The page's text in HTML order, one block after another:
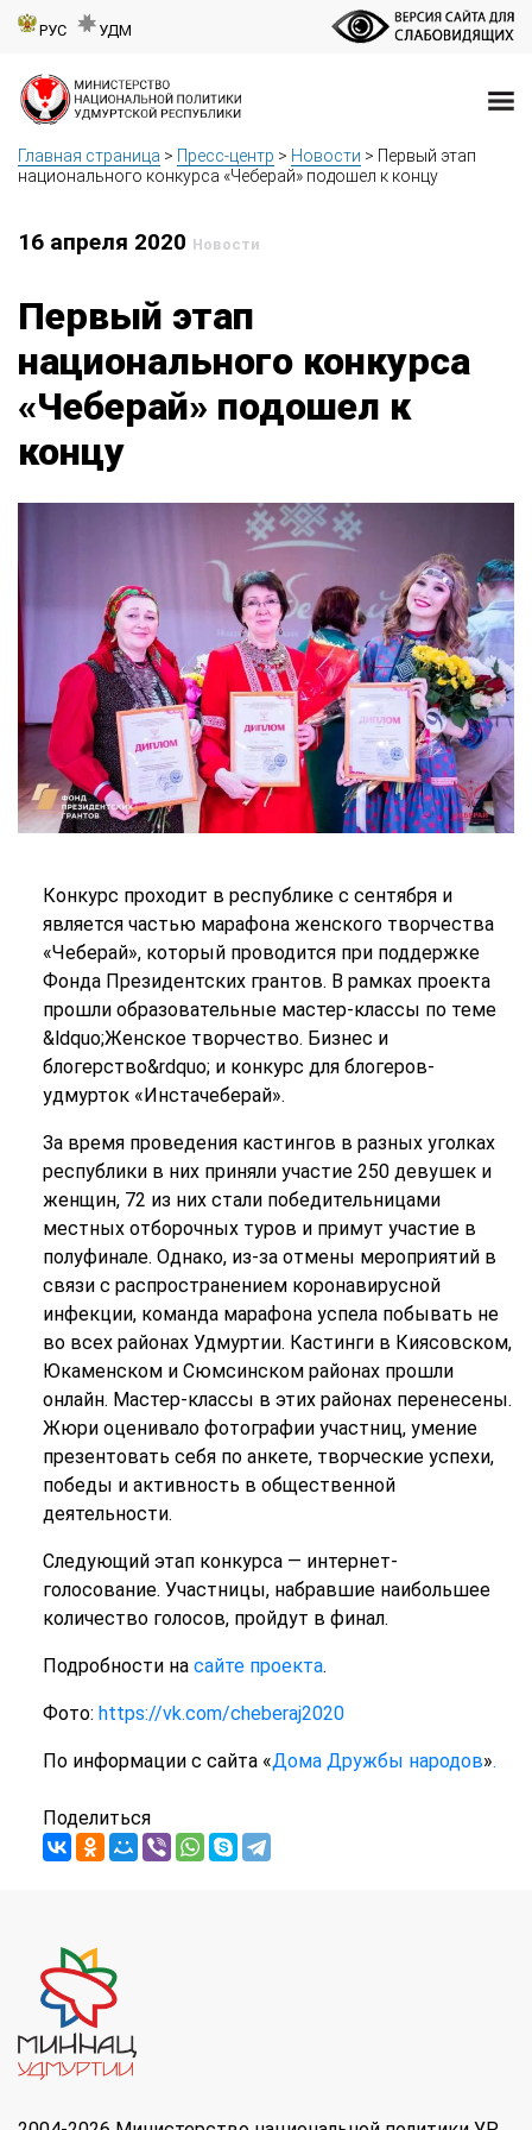
РУС УДМ
Главная страница > Пресс-центр > Новости > Первый этап
национального конкурса «Чеберай» подошел к концу
16 апреля 2020 Новости
Первый этап
национального конкурса
«Чеберай» подошел к
концу
Конкурс проходит в республике с сентября и
является частью марафона женского творчества
«Чеберай», который проводится при поддержке
Фонда Президентских грантов. В рамках проекта
прошли образовательные мастер-классы по теме
&ldquo;Женское творчество. Бизнес и
блогерство&rdquo; и конкурс для блогеров-
удмурток «Инстачеберай».
За время проведения кастингов в разных уголках
республики в них приняли участие 250 девушек и
женщин, 72 из них стали победительницами
местных отборочных туров и примут участие в
полуфинале. Однако, из-за отмены мероприятий в
связи с распространением коронавирусной
инфекции, команда марафона успела побывать не
во всех районах Удмуртии. Кастинги в Киясовском,
Юкаменском и Сюмсинском районах прошли
онлайн. Мастер-классы в этих районах перенесены.
Жюри оценивало фотографии участниц, умение
презентовать себя по анкете, творческие успехи,
победы и активность в общественной
деятельности.
Следующий этап конкурса — интернет-
голосование. Участницы, набравшие наибольшее
количество голосов, пройдут в финал.
Подробности на сайте проекта.
Фото: https://vk.com/cheberaj2020
По информации с сайта «Дома Дружбы народов».
Поделиться